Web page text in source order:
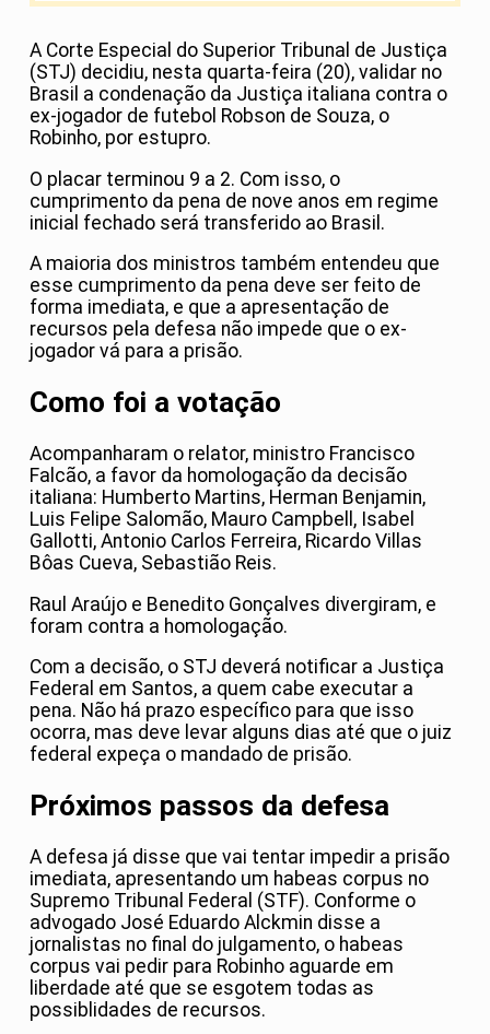
A Corte Especial do Superior Tribunal de Justiça
(STJ) decidiu, nesta quarta-feira (20), validar no
Brasil a condenação da Justiça italiana contra o
ex-jogador de futebol Robson de Souza, o
Robinho, por estupro.
O placar terminou 9 a 2. Com isso, o
cumprimento da pena de nove anos em regime
inicial fechado será transferido ao Brasil.
A maioria dos ministros também entendeu que
esse cumprimento da pena deve ser feito de
forma imediata, e que a apresentação de
recursos pela defesa não impede que o ex-
jogador vá para a prisão.
Como foi a votação
Acompanharam o relator, ministro Francisco
Falcão, a favor da homologação da decisão
italiana: Humberto Martins, Herman Benjamin,
Luis Felipe Salomão, Mauro Campbell, Isabel
Gallotti, Antonio Carlos Ferreira, Ricardo Villas
Bôas Cueva, Sebastião Reis.
Raul Araújo e Benedito Gonçalves divergiram, e
foram contra a homologação.
Com a decisão, o STJ deverá notificar a Justiça
Federal em Santos, a quem cabe executar a
pena. Não há prazo específico para que isso
ocorra, mas deve levar alguns dias até que o juiz
federal expeça o mandado de prisão.
Próximos passos da defesa
A defesa já disse que vai tentar impedir a prisão
imediata, apresentando um habeas corpus no
Supremo Tribunal Federal (STF). Conforme o
advogado José Eduardo Alckmin disse a
jornalistas no final do julgamento, o habeas
corpus vai pedir para Robinho aguarde em
liberdade até que se esgotem todas as
possiblidades de recursos.